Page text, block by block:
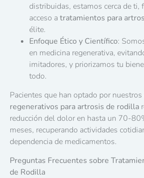
distribuidas, estamos cerca de ti,
acceso a tratamientos para
élite.
Enfoque Ético y Científico:
en medicina regenerativa,
imitadores, y priorizamos tu
todo.
Pacientes que han optado por nuestros
regenerativos para artrosis de rodilla
reducción del dolor en hasta un 70-
meses, recuperando actividades
dependencia de medicamentos.
Preguntas Frecuentes sobre
de Rodilla